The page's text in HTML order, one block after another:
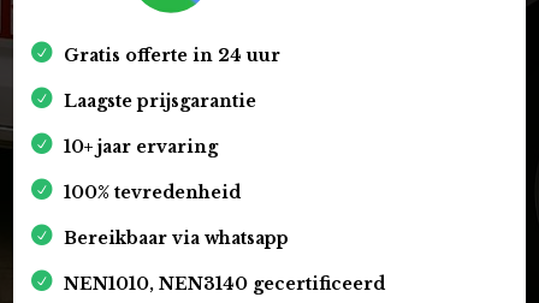
Gratis offerte in 24 uur
Laagste prijsgarantie
10+ jaar ervaring
100% tevredenheid
Bereikbaar via whatsapp
NEN1010, NEN3140 gecertificeerd